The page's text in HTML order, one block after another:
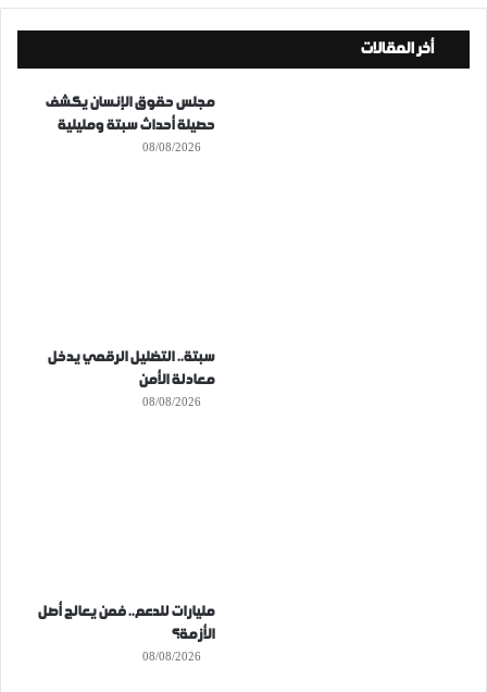
أخر المقالات
مجلس حقوق الإنسان يكشف
حصيلة أحداث سبتة ومليلية
08/08/2026
سبتة.. التضليل الرقمي يدخل
معادلة الأمن
08/08/2026
مليارات للدعم.. فمن يعالج أصل
الأزمة؟
08/08/2026